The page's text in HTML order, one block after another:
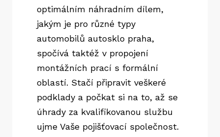
optimálním náhradním dílem,
jakým je pro různé typy
automobilů autosklo praha,
spočívá taktéž v propojení
montážních prací s formální
oblastí. Stačí připravit veškeré
podklady a počkat si na to, až se
úhrady za kvalifikovanou službu
ujme Vaše pojišťovací společnost.